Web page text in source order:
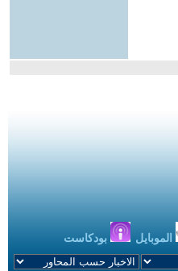
الموبايل بودكاست